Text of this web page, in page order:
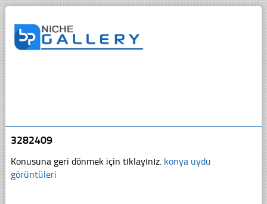
3282409
Konusuna geri dönmek için tıklayınız. konya uydu
görüntüleri